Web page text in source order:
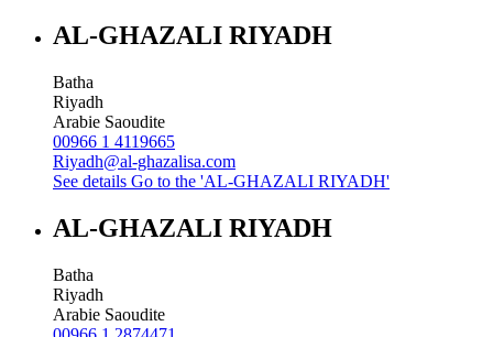
AL-GHAZALI RIYADH
Batha
Riyadh
Arabie Saoudite
00966 1 4119665
Riyadh@al-ghazalisa.com
See details Go to the 'AL-GHAZALI RIYADH'
AL-GHAZALI RIYADH
Batha
Riyadh
Arabie Saoudite